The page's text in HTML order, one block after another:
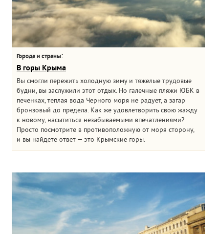
Города и страны:
В горы Крыма
Вы смогли пережить холодную зиму и тяжелые трудовые
будни, вы заслужили этот отдых. Но галечные пляжи ЮБК в
печенках, теплая вода Черного моря не радует, а загар
бронзовый до предела. Как же удовлетворить свою жажду
к новому, насытиться незабываемыми впечатлениями?
Просто посмотрите в противоположную от моря сторону,
и вы найдете ответ — это Крымские горы.